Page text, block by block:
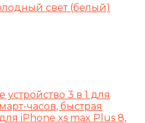
свет (белый)
3 в 1 для
часов, быстрая
iPhone xs max Plus 8,